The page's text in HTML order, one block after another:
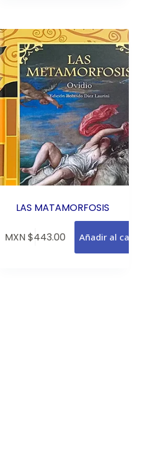
LAS MATAMORFOSIS
MXN $443.00 Añadir al carrito